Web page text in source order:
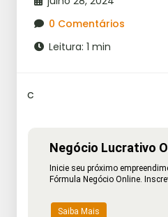
0 Comentários
Leitura: 1 min
c
Negócio Lucrativo
Inicie seu próximo
Fórmula Negócio Online.
Saiba Mais